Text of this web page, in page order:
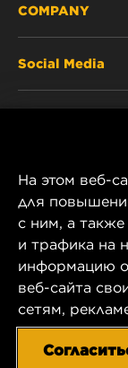
COMPANY
CAREER
COMPANY
DATA PRIVACY
Social Media
Instagram
YouTube
1 Wix Way
P.O. Box 1967
Gastonia, NC
US Product &
На этом веб-
для
с ним, а также
и трафика на
информацию
веб-сайта
сетям,